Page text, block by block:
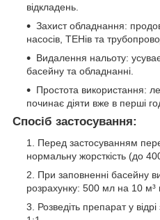
відкладень.
Захист обладнання:
насосів, ТЕНів та
Видалення нальоту:
басейну та обладнанні.
Простота використання:
починає діяти вже в перші
Спосіб застосування:
Перед застосуванням
нормальну жорсткість (до
При заповненні басейну
розрахунку: 500 мл на 10 м³
Розведіть препарат у